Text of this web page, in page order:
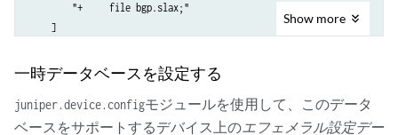
        "+     file bgp.slax;"
    ]
PLAY RECAP
dc1a.example.net  : ok=2    changed=1    unreachable=0
Show more
一時データベースを設定する
juniper.device.configモジュールを使用して、このデータ
ベースをサポートするデバイス上のエフェメラル設定デー